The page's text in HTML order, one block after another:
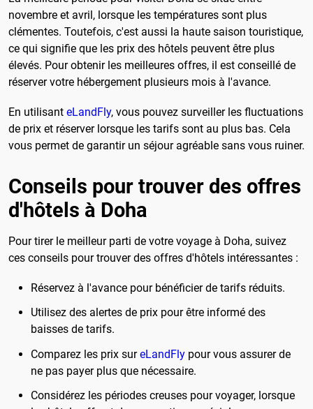
novembre et avril, lorsque les températures sont plus
clémentes. Toutefois, c'est aussi la haute saison touristique,
ce qui signifie que les prix des hôtels peuvent être plus
élevés. Pour obtenir les meilleures offres, il est conseillé de
réserver votre hébergement plusieurs mois à l'avance.
En utilisant eLandFly, vous pouvez surveiller les fluctuations
de prix et réserver lorsque les tarifs sont au plus bas. Cela
vous permet de garantir un séjour agréable sans vous ruiner.
Conseils pour trouver des offres
d'hôtels à Doha
Pour tirer le meilleur parti de votre voyage à Doha, suivez
ces conseils pour trouver des offres d'hôtels intéressantes :
Réservez à l'avance pour bénéficier de tarifs réduits.
Utilisez des alertes de prix pour être informé des
baisses de tarifs.
Comparez les prix sureLandFly pour vous assurer de
ne pas payer plus que nécessaire.
Considérez les périodes creuses pour voyager, lorsque